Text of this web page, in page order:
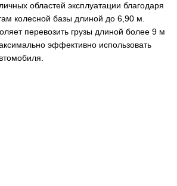
областей эксплуатации благодаря
колесной базы длиной до 6,90 м.
перевозить грузы длиной более 9 м
эффективно использовать